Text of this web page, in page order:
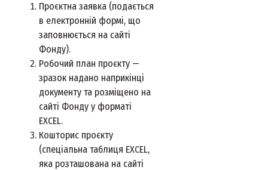
Проєктна заявка (подається
в електронній формі, що
заповнюється на сайті
Фонду).
Робочий план проєкту —
зразок надано наприкінці
документу та розміщено на
сайті Фонду у форматі
EXCEL.
Кошторис проєкту
(спеціальна таблиця EXCEL,
яка розташована на сайті